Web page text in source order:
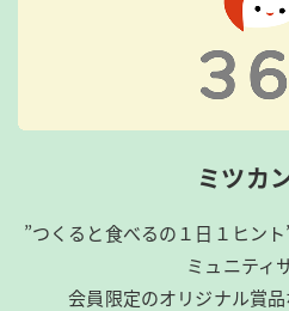
ミツカ
”つくると食べるの１日１ヒン
ミュニティ
会員限定のオリジナル賞